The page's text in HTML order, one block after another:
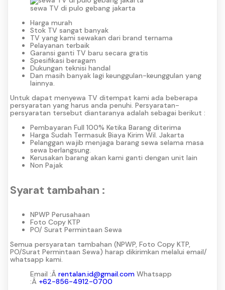
sewa TV di pulo gebang jakarta
Harga murah
Stok TV sangat banyak
TV yang kami sewakan dari brand ternama
Pelayanan terbaik
Garansi ganti TV baru secara gratis
Spesifikasi beragam
Dukungan teknisi handal
Dan masih banyak lagi keunggulan-keunggulan yang
lainnya.
Untuk dapat menyewa TV ditempat kami ada beberapa
persyaratan yang harus anda penuhi. Persyaratan-
persyaratan tersebut diantaranya adalah sebagai berikut :
Pembayaran Full 100% Ketika Barang diterima
Harga Sudah Termasuk Biaya Kirim Wil. Jakarta
Pelanggan wajib menjaga barang sewa selama masa
sewa berlangsung.
Kerusakan barang akan kami ganti dengan unit lain
Non Pajak
Syarat tambahan :
NPWP Perusahaan
Foto Copy KTP
PO/ Surat Permintaan Sewa
Semua persyaratan tambahan (NPWP, Foto Copy KTP,
PO/Surat Permintaan Sewa) harap dikirimkan melalui email/
whatsapp kami.
Email :Â rentalan.id@gmail.com Whatsapp
:Â +62-856-4912-0700